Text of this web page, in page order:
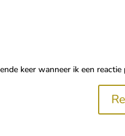
keer wanneer ik een reactie